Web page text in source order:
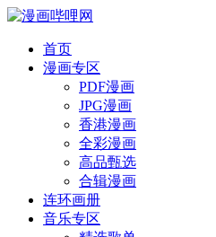
首页
漫画专区
PDF漫画
JPG漫画
香港漫画
全彩漫画
高品甄选
合辑漫画
连环画册
音乐专区